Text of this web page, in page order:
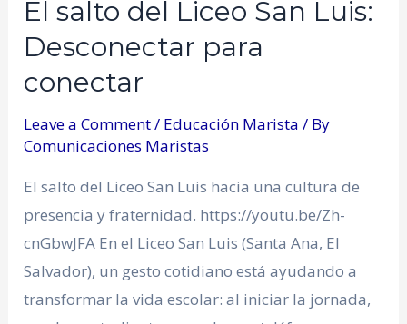
El salto del Liceo San Luis:
Desconectar para
conectar
Leave a Comment/ Educación Marista / By
Comunicaciones Maristas
El salto del Liceo San Luis hacia una cultura de
presencia y fraternidad. https://youtu.be/Zh-
cnGbwJFA En el Liceo San Luis (Santa Ana, El
Salvador), un gesto cotidiano está ayudando a
transformar la vida escolar: al iniciar la jornada,